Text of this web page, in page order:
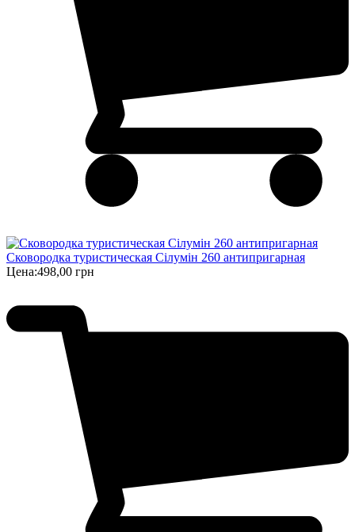
Сковородка туристическая Сілумін 260 антипригарная
Цена:498,00 грн